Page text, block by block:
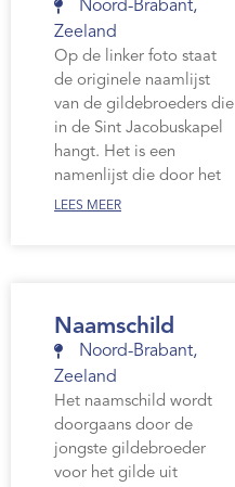
Noord-Brabant,
Zeeland
Op de linker foto staat
de originele naamlijst
van de gildebroeders die
in de Sint Jacobuskapel
hangt. Het is een
namenlijst die door het
LEES MEER
Naamschild
Noord-Brabant,
Zeeland
Het naamschild wordt
doorgaans door de
jongste gildebroeder
voor het gilde uit